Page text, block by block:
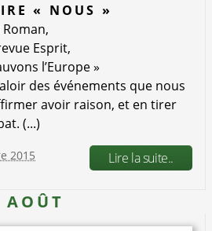
« NOUS »
Esprit,
l’Europe »
des événements que nous
avoir raison, et en tirer
(...)
2015 Lire la suite..
AOÛT